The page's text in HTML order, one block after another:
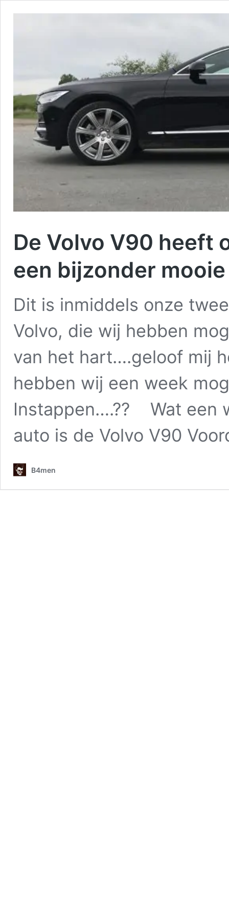
De Volvo V90 heeft
een bijzonder
Dit is inmiddels onze
Volvo, die wij hebben
van het hart….geloof mij
hebben wij een week
Instappen….?? Wat een
auto is de Volvo V90
B4men